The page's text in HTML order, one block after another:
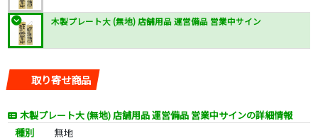
木製プレート大 (無地) 店舗用品 運営備品 営業中サイン
取り寄せ商品
木製プレート大 (無地) 店舗用品 運営備品 営業中サインの詳細情報
種別
無地